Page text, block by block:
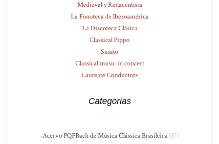
Medieval y Renacentista
La Fonoteca de Iberoamérica
La Discoteca Clásica
Classical Pippo
Susato
Classical music in concert
Laureate Conductors
Categorias
-Acervo PQPBach de Música Clássica Brasileira (37)